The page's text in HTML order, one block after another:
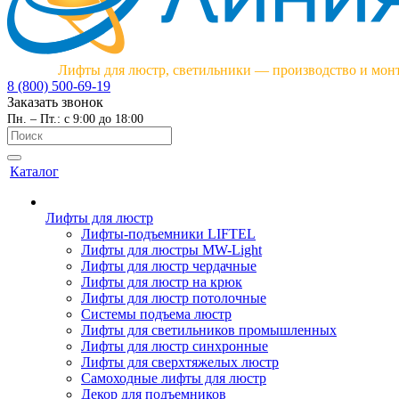
Лифты для люстр, светильники — производство и
8 (800) 500-69-19
Заказать звонок
Пн. – Пт.: с 9:00 до 18:00
Каталог
Лифты для люстр
Лифты-подъемники LIFTEL
Лифты для люстры MW-Light
Лифты для люстр чердачные
Лифты для люстр на крюк
Лифты для люстр потолочные
Системы подъема люстр
Лифты для светильников промышленных
Лифты для люстр синхронные
Лифты для сверхтяжелых люстр
Самоходные лифты для люстр
Декор для подъемников